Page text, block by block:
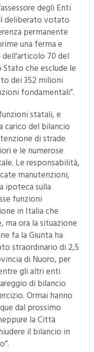
degli Enti
deliberato votato
permanente
una ferma e
70 del
che esclude le
dei 352 milioni
fondamentali”.
statali, e
carico del bilancio
di strade
e le numerose
Le responsabilità,
manutenzioni,
ipoteca sulla
funzioni
in Italia che
ma ora la situazione
fa la Giunta ha
straordinario di 2,5
di Nuoro, per
gli altri enti
di bilancio
Ormai hanno
dal prossimo
la Città
il bilancio in